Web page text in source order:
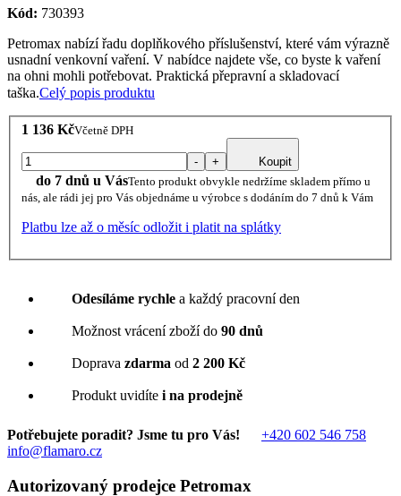
Kód: 730393
Petromax nabízí řadu doplňkového příslušenství, které vám výrazně
usnadní venkovní vaření. V nabídce najdete vše, co byste k vaření
na ohni mohli potřebovat. Praktická přepravní a skladovací
taška.Celý popis produktu
1 136 KčVčetně DPH
- + Koupit
do 7 dnů u VásTento produkt obvykle nedržíme skladem přímo u
nás, ale rádi jej pro Vás objednáme u výrobce s dodáním do 7 dnů k Vám
Platbu lze až o měsíc odložit i platit na splátky
Odesíláme rychle a každý pracovní den
Možnost vrácení zboží do 90 dnů
Doprava zdarma od 2 200 Kč
Produkt uvidíte i na prodejně
Potřebujete poradit? Jsme tu pro Vás!
+420 602 546 758
info@flamaro.cz
Autorizovaný prodejce Petromax